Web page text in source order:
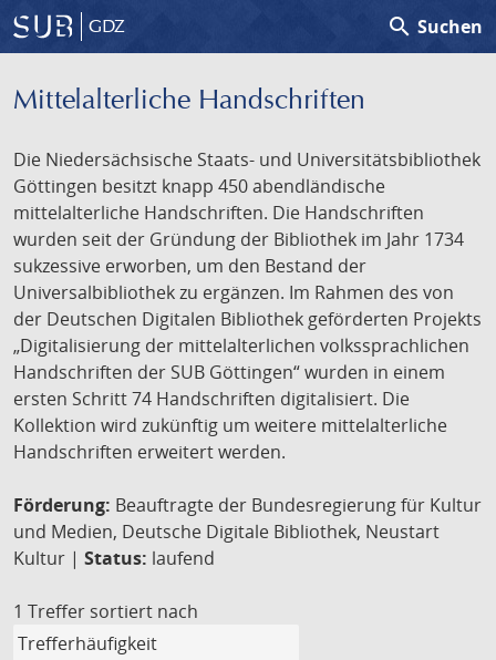
GDZ search Suchen
Mittelalterliche Handschriften
Die Niedersächsische Staats- und Universitätsbibliothek
Göttingen besitzt knapp 450 abendländische
mittelalterliche Handschriften. Die Handschriften
wurden seit der Gründung der Bibliothek im Jahr 1734
sukzessive erworben, um den Bestand der
Universalbibliothek zu ergänzen. Im Rahmen des von
der Deutschen Digitalen Bibliothek geförderten Projekts
„Digitalisierung der mittelalterlichen volkssprachlichen
Handschriften der SUB Göttingen“ wurden in einem
ersten Schritt 74 Handschriften digitalisiert. Die
Kollektion wird zukünftig um weitere mittelalterliche
Handschriften erweitert werden.
Förderung: Beauftragte der Bundesregierung für Kultur
und Medien, Deutsche Digitale Bibliothek, Neustart
Kultur | Status: laufend
1 Treffer sortiert nach